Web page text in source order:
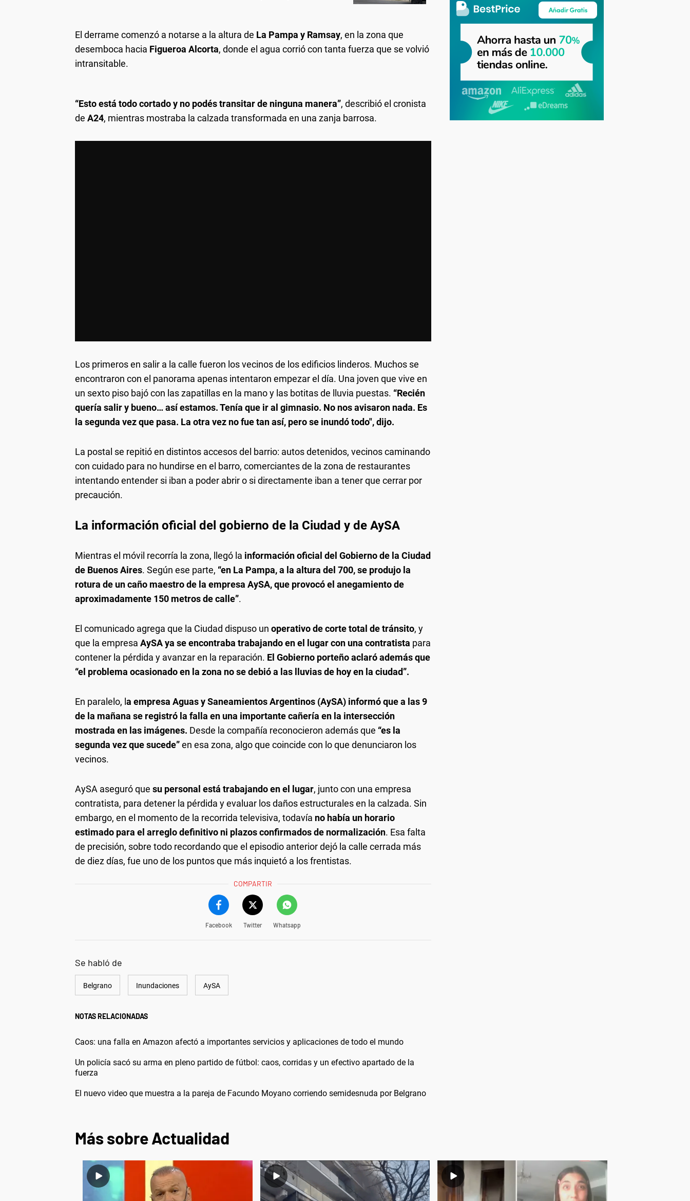
El derrame comenzó a notarse a la altura de La Pampa y Ramsay, en la zona que
desemboca hacia Figueroa Alcorta, donde el agua corrió con tanta fuerza que se volvió
intransitable.
“Esto está todo cortado y no podés transitar de ninguna manera”, describió el cronista
de A24, mientras mostraba la calzada transformada en una zanja barrosa.
Los primeros en salir a la calle fueron los vecinos de los edificios linderos. Muchos se
encontraron con el panorama apenas intentaron empezar el día. Una joven que vive en
un sexto piso bajó con las zapatillas en la mano y las botitas de lluvia puestas. “Recién
quería salir y bueno… así estamos.Tenía que ir al gimnasio. No nos avisaron nada. Es
la segunda vez que pasa. La otra vez no fue tan así, pero se inundó todo", dijo.
La postal se repitió en distintos accesos del barrio: autos detenidos, vecinos caminando
con cuidado para no hundirse en el barro, comerciantes de la zona de restaurantes
intentando entender si iban a poder abrir o si directamente iban a tener que cerrar por
precaución.
La información oficial del gobierno de la Ciudad y de AySA
Mientras el móvil recorría la zona, llegó la información oficial del Gobierno de la Ciudad
de Buenos Aires. Según ese parte, “en La Pampa, a la altura del 700, se produjo la
rotura de un caño maestro de la empresa AySA, que provocó el anegamiento de
aproximadamente 150 metros de calle”.
El comunicado agrega que la Ciudad dispuso un operativo de corte total de tránsito, y
que la empresa AySA ya se encontraba trabajando en el lugar con una contratista para
contener la pérdida y avanzar en la reparación. El Gobierno porteño aclaró además que
“el problema ocasionado en la zona no se debió a las lluvias de hoy en la ciudad”.
En paralelo, la empresa Aguas y Saneamientos Argentinos (AySA) informó que a las 9
de la mañana se registró la falla en una importante cañería en la intersección
mostrada en las imágenes. Desde la compañía reconocieron además que “es la
segunda vez que sucede”en esa zona, algo que coincide con lo que denunciaron los
vecinos.
AySA aseguró que su personal está trabajando en el lugar, junto con una empresa
contratista, para detener la pérdida y evaluar los daños estructurales en la calzada. Sin
embargo, en el momento de la recorrida televisiva, todavía no había un horario
estimado para el arreglo definitivo ni plazos confirmados de normalización. Esa falta
de precisión, sobre todo recordando que el episodio anterior dejó la calle cerrada más
de diez días, fue uno de los puntos que más inquietó a los frentistas.
COMPARTIR
Facebook Twitter Whatsapp
Se habló de
Belgrano Inundaciones AySA
NOTAS RELACIONADAS
Caos: una falla en Amazon afectó a importantes servicios y aplicaciones de todo el mundo
Un policía sacó su arma en pleno partido de fútbol: caos, corridas y un efectivo apartado de la
fuerza
El nuevo video que muestra a la pareja de Facundo Moyano corriendo semidesnuda por Belgrano
Más sobre Actualidad